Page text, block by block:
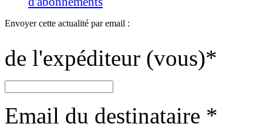
Envoyer cette actualité par email :
de l'expéditeur (vous)*
Email du destinataire *